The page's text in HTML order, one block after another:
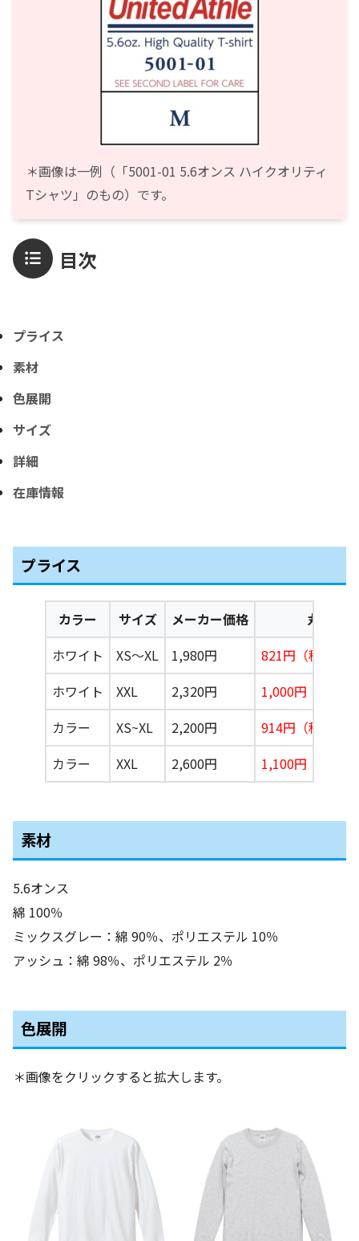
＊画像は一例（「5001-01 5.6オンス ハイクオリティ
Tシャツ」のもの）です。
目次
プライス
素材
色展開
サイズ
詳細
在庫情報
プライス
カラー サイズ メーカー価格
丸昇価格
ホワイト
XS〜XL 1,980円
821円（税込
ホワイト
XXL 2,320円
1,000円（税込
カラー
XS~XL 2,200円
914円（税込
カラー
XXL 2,600円 1,100円（税込
素材
5.6オンス
綿 100％
ミックスグレー：綿 90％、ポリエステル 10％
アッシュ：綿 98％、ポリエステル 2％
色展開
＊画像をクリックすると拡大します。